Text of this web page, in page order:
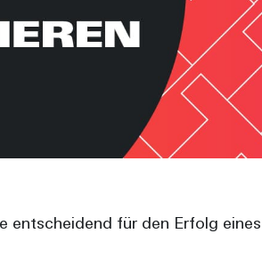
entscheidend für den Erfolg